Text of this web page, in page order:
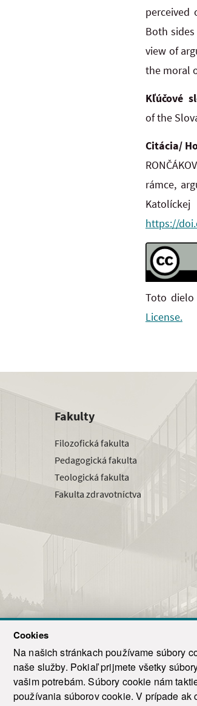
Cookies
Na našich stránkach používame súbory
naše služby. Pokiaľ prijmete všetky
vašim potrebám. Súbory cookie nám
používania súborov cookie. V prípade
perceived
Both
view of
the moral
Kľúčové
ofthe
Citácia/
rámce,
https://
Toto
License.
Fakulty
Filozofická fakulta
Pedagogická fakulta
Teologická fakulta
Fakulta zdravotníctva